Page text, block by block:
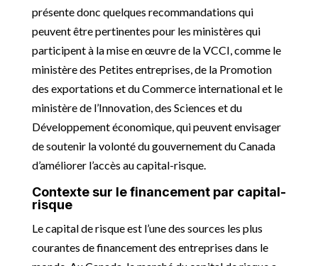
présente donc quelques recommandations qui
peuvent être pertinentes pour les ministères qui
participent à la mise en œuvre de la VCCI, comme le
ministère des Petites entreprises, de la Promotion
des exportations et du Commerce international et le
ministère de l’Innovation, des Sciences et du
Développement économique, qui peuvent envisager
de soutenir la volonté du gouvernement du Canada
d’améliorer l’accès au capital-risque.
Contexte sur le financement par capital-
risque
Le capital de risque est l’une des sources les plus
courantes de financement des entreprises dans le